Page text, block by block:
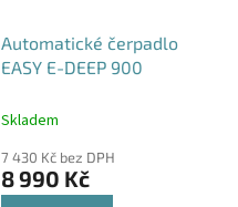
Automatické čerpadlo
EASY E-DEEP 900
Skladem
7 430 Kč bez DPH
8 990 Kč